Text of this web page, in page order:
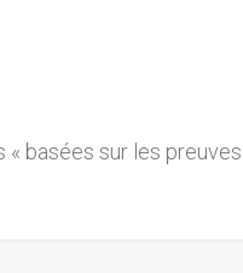
basées sur les